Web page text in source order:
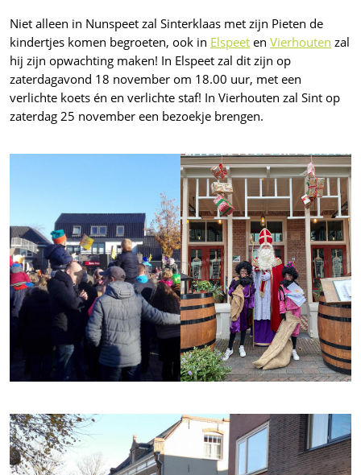
Niet alleen in Nunspeet zal Sinterklaas met zijn Pieten de
kindertjes komen begroeten, ook in Elspeet en Vierhouten zal
hij zijn opwachting maken! In Elspeet zal dit zijn op
zaterdagavond 18 november om 18.00 uur, met een
verlichte koets én en verlichte staf! In Vierhouten zal Sint op
zaterdag 25 november een bezoekje brengen.